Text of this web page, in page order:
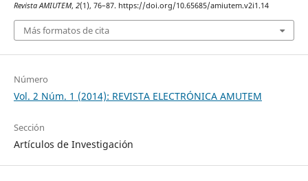
Revista AMIUTEM, 2(1), 76–87. https://doi.org/10.65685/amiutem.v2i1.14
Más formatos de cita
Número
Vol. 2 Núm. 1 (2014): REVISTA ELECTRÓNICA AMUTEM
Sección
Artículos de Investigación